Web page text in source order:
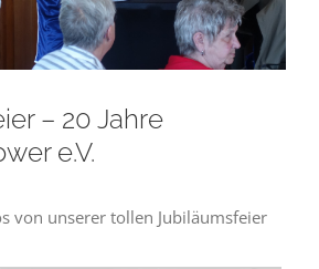
– 20 Jahre
e.V.
von unserer tollen Jubiläumsfeier